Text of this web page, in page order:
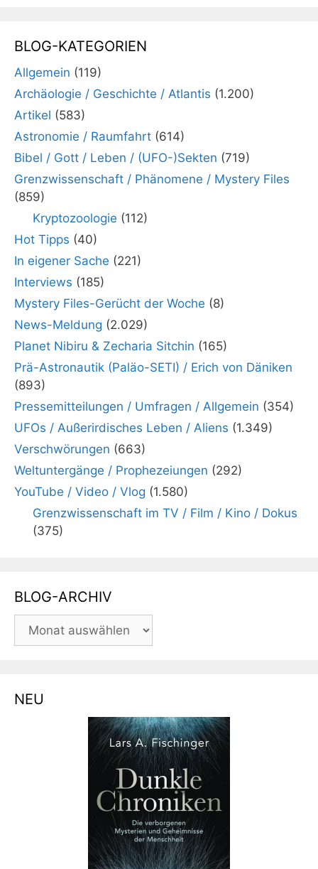
BLOG-KATEGORIEN
Allgemein (119)
Archäologie / Geschichte / Atlantis (1.200)
Artikel (583)
Astronomie / Raumfahrt (614)
Bibel / Gott / Leben / (UFO-)Sekten (719)
Grenzwissenschaft / Phänomene / Mystery Files
(859)
Kryptozoologie (112)
Hot Tipps (40)
In eigener Sache (221)
Interviews (185)
Mystery Files-Gerücht der Woche (8)
News-Meldung (2.029)
Planet Nibiru & Zecharia Sitchin (165)
Prä-Astronautik (Paläo-SETI) / Erich von Däniken
(893)
Pressemitteilungen / Umfragen / Allgemein (354)
UFOs / Außerirdisches Leben / Aliens (1.349)
Verschwörungen (663)
Weltuntergänge / Prophezeiungen (292)
YouTube / Video / Vlog (1.580)
Grenzwissenschaft im TV / Film / Kino / Dokus
(375)
BLOG-ARCHIV
BLOG-
ARCHIV
NEU